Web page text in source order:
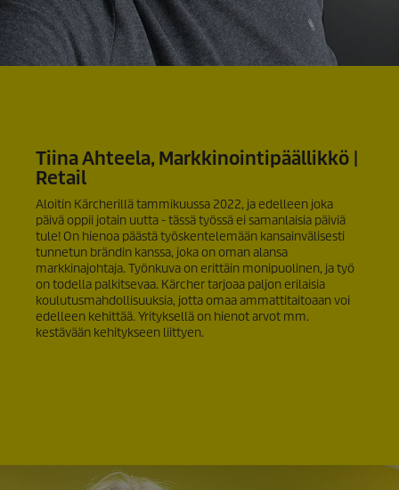
Tiina Ahteela, Markkinointipäällikkö |
Retail
Aloitin Kärcherillä tammikuussa 2022, ja edelleen joka
päivä oppii jotain uutta - tässä työssä ei samanlaisia päiviä
tule! On hienoa päästä työskentelemään kansainvälisesti
tunnetun brändin kanssa, joka on oman alansa
markkinajohtaja. Työnkuva on erittäin monipuolinen, ja työ
on todella palkitsevaa. Kärcher tarjoaa paljon erilaisia
koulutusmahdollisuuksia, jotta omaa ammattitaitoaan voi
edelleen kehittää. Yrityksellä on hienot arvot mm.
kestävään kehitykseen liittyen.